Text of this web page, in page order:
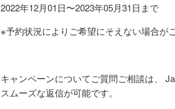
2022年12月01日〜2023年05月31日まで
※予約状況によりご希望にそえない場合が
キャンペーンについてご質問ご相談は、
スムーズな返信が可能です。